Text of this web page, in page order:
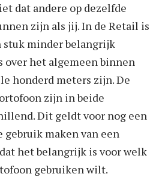
dat andere op dezelfde
zijn als jij. In de Retail is
stuk minder belangrijk
over het algemeen binnen
honderd meters zijn. De
zijn in beide
Dit geldt voor nog een
gebruik maken van een
het belangrijk is voor welk
gebruiken wilt.